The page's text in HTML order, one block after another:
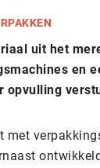
uit het
en
opvulling
met